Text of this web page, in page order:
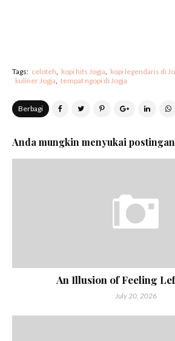
Tags: celoteh kopi hits Jogja kopi legendaris di
kuliner Jogja tempat ngopi di Jogja
Berbagi
Anda mungkin menyukai
An Illusion of Feeling
July 20, 2026